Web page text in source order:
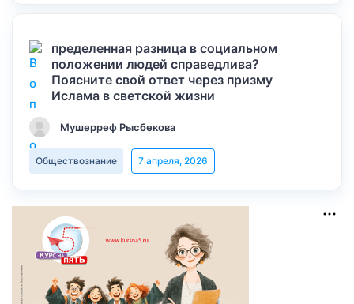
пределенная разница в социальном
положении людей справедлива?
Поясните свой ответ через призму
Ислама в светской жизни
Мушерреф Рысбекова
Обществознание 7 апреля, 2026